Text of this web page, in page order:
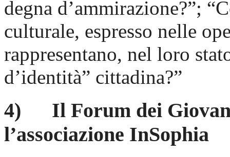
degna d’ammirazione?”;
culturale, espresso nelle
rappresentano, nel loro
d’identità” cittadina?”
4) Il Forum dei Giovani
l’associazione InSophia